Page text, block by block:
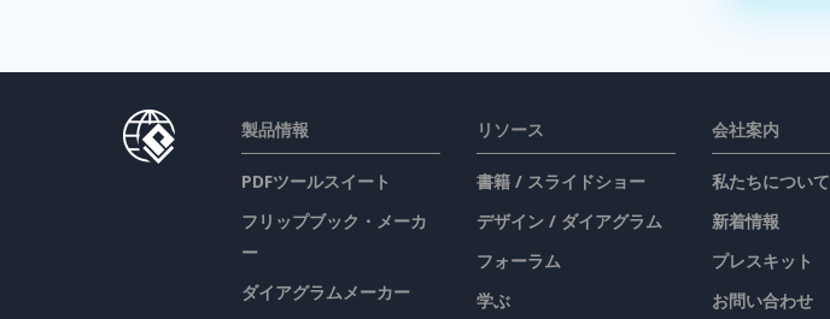
製品情報
PDFツールスイート
フリップブック・メーカ
ー
ダイアグラムメーカー
リソース
書籍 / スライドショー
デザイン / ダイアグラム
フォーラム
学ぶ
会社案内
私たちについて
新着情報
プレスキット
お問い合わせ